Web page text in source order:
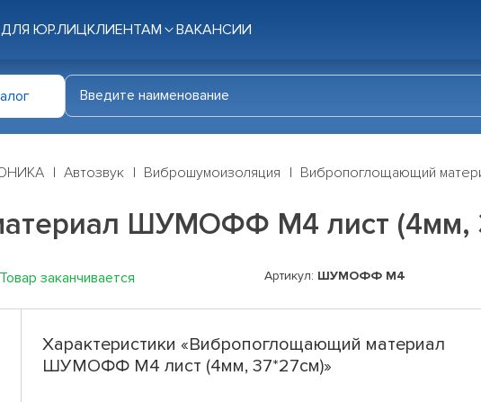
ДЛЯ ЮР.ЛИЦКЛИЕНТАМ ВАКАНСИИ
Автозвук Виброшумоизоляция Вибропоглощающий
ШУМОФФ М4 лист (4мм,
Товар заканчивается Артикул: ШУМОФФ М4
Характеристики «Вибропоглощающий материал
ШУМОФФ М4 лист (4мм, 37*27см)»